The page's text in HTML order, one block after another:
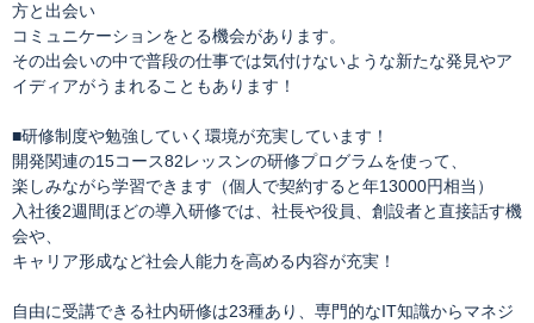
方と出会い
コミュニケーションをとる機会があります。
その出会いの中で普段の仕事では気付けないような新たな発見やア
イディアがうまれることもあります！
■研修制度や勉強していく環境が充実しています！
開発関連の15コース82レッスンの研修プログラムを使って、
楽しみながら学習できます（個人で契約すると年13000円相当）
入社後2週間ほどの導入研修では、社長や役員、創設者と直接話す機
会や、
キャリア形成など社会人能力を高める内容が充実！
自由に受講できる社内研修は23種あり、専門的なIT知識からマネジ